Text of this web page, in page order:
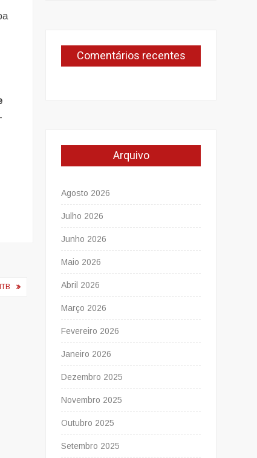
Comentários recentes
Arquivo
Agosto 2026
Julho 2026
Junho 2026
Maio 2026
Abril 2026
Março 2026
Fevereiro 2026
Janeiro 2026
Dezembro 2025
Novembro 2025
Outubro 2025
Setembro 2025